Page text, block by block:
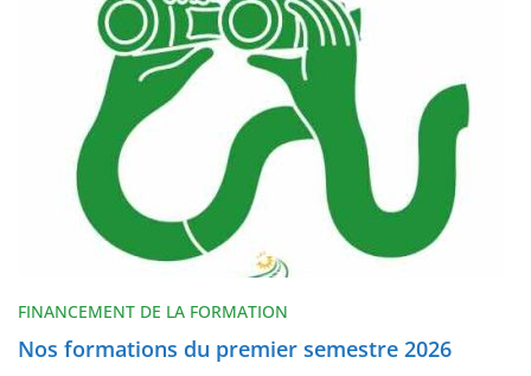
FINANCEMENT DE LA FORMATION
Nos formations du premier semestre 2026